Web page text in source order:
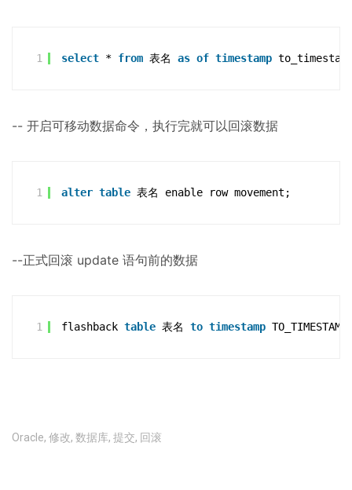
1 select * from 表名 as of timestamp
-- 开启可移动数据命令，执行完就可以回滚数据
1 alter table 表名 enable row movement;
--正式回滚 update 语句前的数据
1 flashback table 表名 to timestamp
Oracle, 修改, 数据库, 提交, 回滚